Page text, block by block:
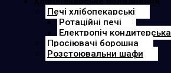
Печі хлібопекарські
Ротаційні печі
Електропіч кондитерська
Просіювачі борошна
Розстоювальни шафи